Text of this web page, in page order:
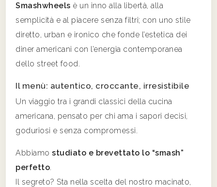
Smashwheels è un inno alla libertà, alla
semplicità e al piacere senza filtri; con uno stile
diretto, urban e ironico che fonde l’estetica dei
diner americani con l’energia contemporanea
dello street food.
Il menù: autentico, croccante, irresistibile
Un viaggio tra i grandi classici della cucina
americana, pensato per chi ama i sapori decisi,
goduriosi e senza compromessi.
Abbiamo studiato e brevettato lo “smash”
perfetto.
Il segreto? Sta nella scelta del nostro macinato,